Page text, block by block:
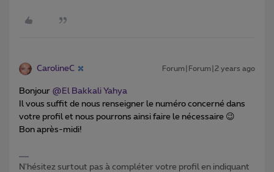
CarolineC Forum|Forum|2 years ago
Bonjour @El Bakkali Yahya
Il vous suffit de nous renseigner le numéro concerné dans
votre profil et nous pourrons ainsi faire le nécessaire 😉
Bon après-midi!
N'hésitez surtout pas à compléter votre profil en indiquant